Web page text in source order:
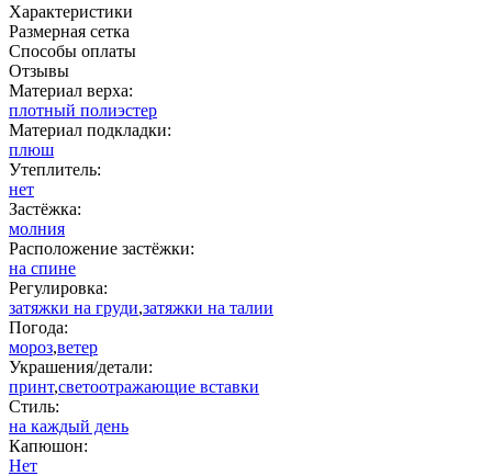
Характеристики
Размерная сетка
Способы оплаты
Отзывы
Материал верха:
плотный полиэстер
Материал подкладки:
плюш
Утеплитель:
нет
Застёжка:
молния
Расположение застёжки:
на спине
Регулировка:
затяжки на груди,затяжки на талии
Погода:
мороз,ветер
Украшения/детали:
принт,светоотражающие вставки
Стиль:
на каждый день
Капюшон:
Нет